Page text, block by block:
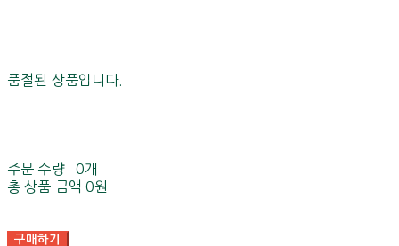
품절된 상품입니다.
주문 수량
0개
총 상품 금액 0원
구매하기